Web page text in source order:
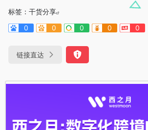
标签： 干货分享
0
0 0 0 0
链接直达